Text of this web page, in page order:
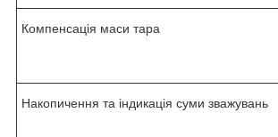
Компенсація маси тара
Накопичення та індикація суми зважувань